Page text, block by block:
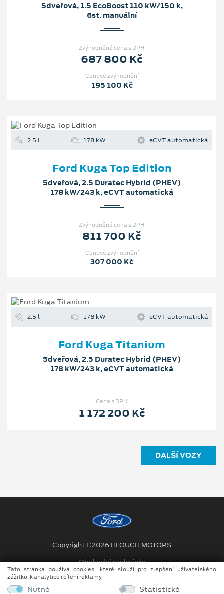
5dveřová, 1.5 EcoBoost 110 kW/150 k,
6st. manuální
Zvýhodněná cena s DPH
687 800 Kč
Cenové zvýhodnění
195 100 Kč
2.5 l 178 kW eCVT automatická
Ford Kuga Top Edition
5dveřová, 2.5 Duratec Hybrid (PHEV)
178 kW/243 k, eCVT automatická
Zvýhodněná cena s DPH
811 700 Kč
Cenové zvýhodnění
307 000 Kč
2.5 l 178 kW eCVT automatická
Ford Kuga Titanium
5dveřová, 2.5 Duratec Hybrid (PHEV)
178 kW/243 k, eCVT automatická
Cena s DPH
1 172 200 Kč
DALŠÍ VOZY
Copyright ©2026 HLOUCH MOTORS
Obchodní podmínky
Ochrana osobních údajů
Tato stránka používá cookies, které slouží pro zlepšení uživatelského
zážitku, k analytice i cílení reklamy.
Nutné Statistické